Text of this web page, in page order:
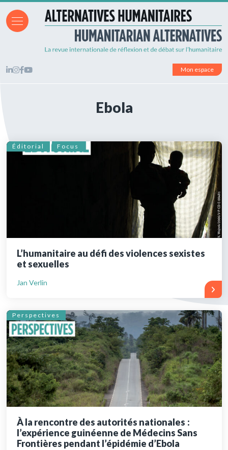
Mon espace
Ebola
Éditorial Focus
L’humanitaire au défi des violences sexistes
et sexuelles
Jan Verlin
Perspectives
À la rencontre des autorités nationales :
l’expérience guinéenne de Médecins Sans
Frontières pendant l’épidémie d’Ebola